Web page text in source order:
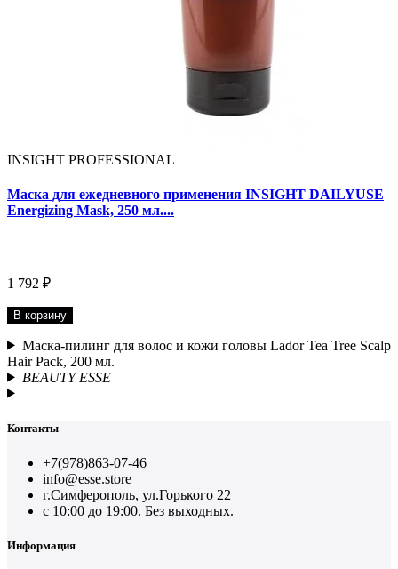
INSIGHT PROFESSIONAL
Маска для ежедневного применения INSIGHT DAILYUSE
Energizing Mask, 250 мл....
1 792 ₽
В корзину
Маска-пилинг для волос и кожи головы Lador Tea Tree Scalp
Hair Pack, 200 мл.
BEAUTY ESSE
Контакты
+7(978)863-07-46
info@esse.store
г.Симферополь, ул.Горького 22
с 10:00 до 19:00. Без выходных.
Информация